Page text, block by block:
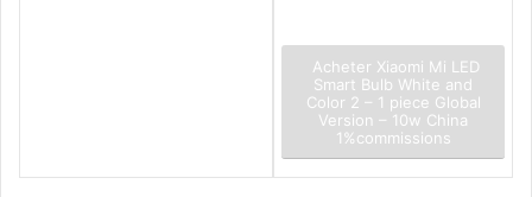
Acheter Xiaomi Mi LED
Smart Bulb White and
Color 2 – 1 piece Global
Version – 10w China
1%commissions